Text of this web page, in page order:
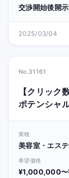
交渉開始後開示
2025/03/04
No.31161
【クリッ
ポテンシャ
業種
美容室・エス
希望価格
¥1,000,000